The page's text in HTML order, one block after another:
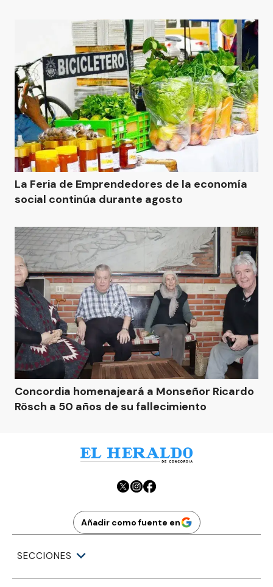
La Feria de Emprendedores de la economía
social continúa durante agosto
Concordia homenajeará a Monseñor Ricardo
Rösch a 50 años de su fallecimiento
Añadir como fuente en
SECCIONES